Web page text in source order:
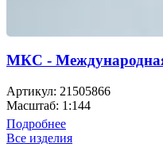
МКС -
Артикул: 21505866
Масштаб: 1:144
Подробнее
Все изделия